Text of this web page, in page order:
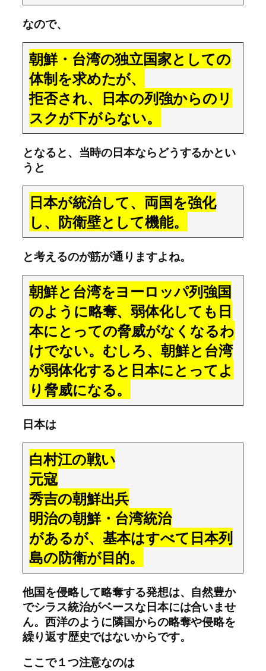
なので、
朝鮮・台湾の独立国家としての
体制を求めたが、
拒否され、日本の列強からのリ
スクが下がらない。
となると、当時の日本ならどうするかとい
うと
日本が統治して、両国を強化
し、防衛壁として機能。
と考えるのが筋が通りますよね。
朝鮮と台湾をヨーロッパ列強国
のように略奪、弱体化しても日
本にとっての脅威がなくなるわ
けでない。むしろ、朝鮮と台湾
が弱体化すると日本にとってよ
り脅威になる。
日本は
白村江の戦い
元寇
秀吉の朝鮮出兵
明治の朝鮮・台湾統治
があるが、基本はすべて日本列
島の防衛が目的。
他国を侵略して略奪する発想は、自然豊か
でシラス統治がベースな日本には合いませ
ん。西洋のように隣国からの略奪や侵略を
繰り返す歴史ではないからです。
ここで１つ注意なのは